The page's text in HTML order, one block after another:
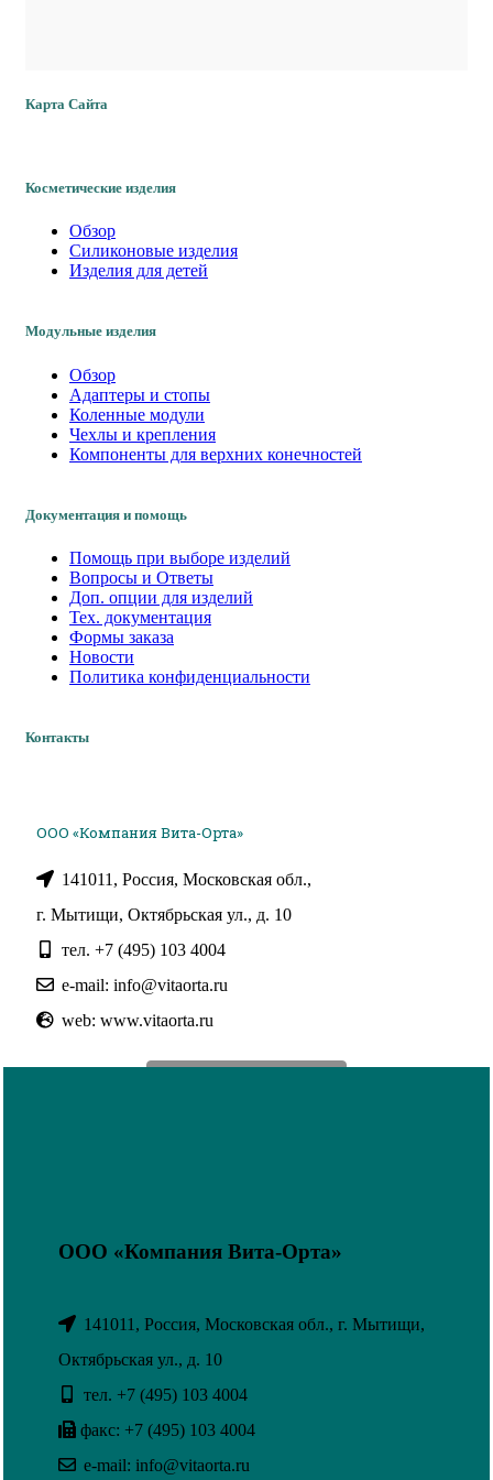
7.2. В данном документе будут отражены любые изменения
Карта Сайта
Косметические изделия
Обзор
Силиконовые изделия
Изделия для детей
Модульные изделия
Обзор
Адаптеры и стопы
Коленные модули
Чехлы и крепления
Компоненты для верхних конечностей
Документация и помощь
Помощь при выборе изделий
Вопросы и Ответы
Доп. опции для изделий
Тех. документация
Формы заказа
Новости
Политика конфиденциальности
Контакты
ООО «Компания Вита-Орта»
141011, Россия, Московская обл.,
г. Мытищи, Октябрьская ул., д. 10
тел. +7 (495) 103 4004
e-mail: info@vitaorta.ru
web: www.vitaorta.ru
ООО «Компания Вита-Орта»
141011, Россия, Московская обл., г. Мытищи,
Октябрьская ул., д. 10
тел. +7 (495) 103 4004
факс: +7 (495) 103 4004
e-mail: info@vitaorta.ru